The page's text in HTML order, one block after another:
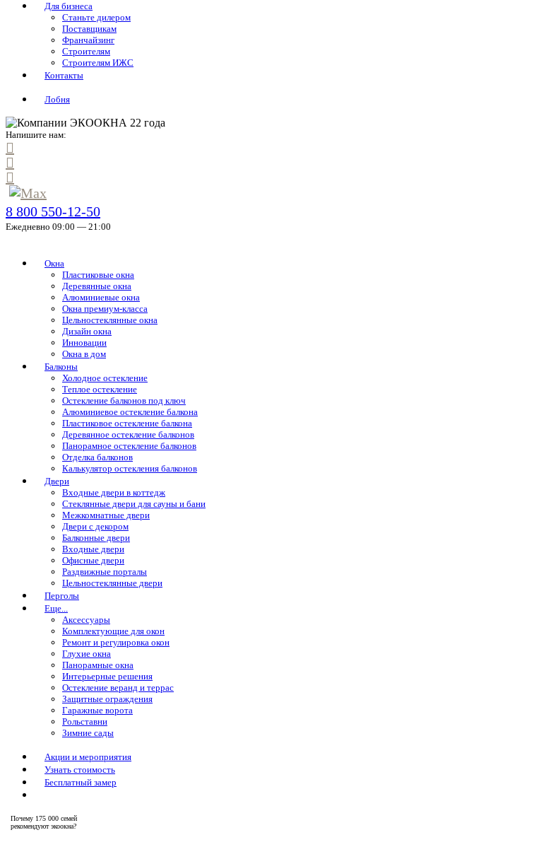
Для бизнеса
Станьте дилером
Поставщикам
Франчайзинг
Строителям
Строителям ИЖС
Контакты
Лобня
Напишите нам:
8 800 550-12-50
Ежедневно 09:00 — 21:00
Окна
Пластиковые окна
Деревянные окна
Алюминиевые окна
Окна премиум-класса
Цельностеклянные окна
Дизайн окна
Инновации
Окна в дом
Балконы
Холодное остекление
Теплое остекление
Остекление балконов под ключ
Алюминиевое остекление балкона
Пластиковое остекление балкона
Деревянное остекление балконов
Панорамное остекление балконов
Отделка балконов
Калькулятор остекления балконов
Двери
Входные двери в коттедж
Стеклянные двери для сауны и бани
Межкомнатные двери
Двери с декором
Балконные двери
Входные двери
Офисные двери
Раздвижные порталы
Цельностеклянные двери
Перголы
Еще...
Аксессуары
Комплектующие для окон
Ремонт и регулировка окон
Глухие окна
Панорамные окна
Интерьерные решения
Остекление веранд и террас
Защитные ограждения
Гаражные ворота
Рольставни
Зимние сады
Акции и мероприятия
Узнать стоимость
Бесплатный замер
Почему 175 000 семей
рекомендуют экоокна?